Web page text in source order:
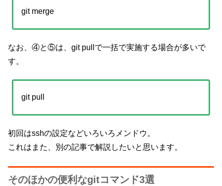
git merge
なお、④と⑤は、git pullで一括で実施する場合が多いで
す。
git pull
初回はsshの設定などいろいろメンドウ。
これはまた、別の記事で解説したいと思います。
そのほかの便利なgitコマンド3選